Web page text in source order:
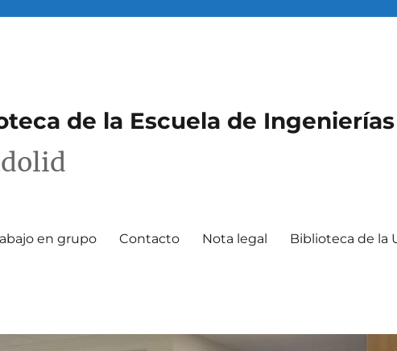
de la Escuela de
en grupo Contacto Nota legal Biblioteca de la